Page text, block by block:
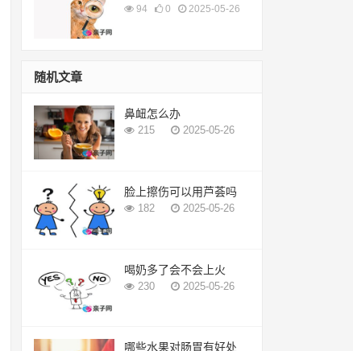
94 0 2025-05-26
随机文章
鼻衄怎么办
215 2025-05-26
脸上擦伤可以用芦荟吗
182 2025-05-26
喝奶多了会不会上火
230 2025-05-26
哪些水果对肠胃有好处